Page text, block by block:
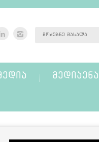
ᲛᲔᲓᲘᲐᲔᲜᲐ